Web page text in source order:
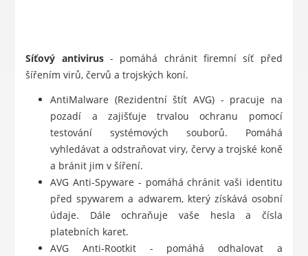
Síťový antivirus- pomáhá chránit firemní síť před
šířením virů, červů a trojských koní.
AntiMalware (Rezidentní štít AVG) - pracuje na
pozadí a zajišťuje trvalou ochranu pomocí
testování systémových souborů. Pomáhá
vyhledávat a odstraňovat viry, červy a trojské koně
a bránit jim v šíření.
AVG Anti-Spyware - pomáhá chránit vaši identitu
před spywarem a adwarem, který získává osobní
údaje. Dále ochraňuje vaše hesla a čísla
platebních karet.
AVG Anti-Rootkit - pomáhá odhalovat a